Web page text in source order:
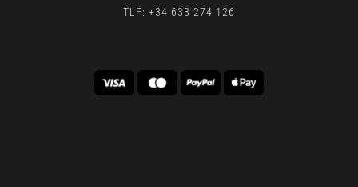
TLF: +34 633 274 126